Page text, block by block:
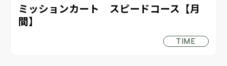
ミッションカート スピードコース【月
間】
TIME